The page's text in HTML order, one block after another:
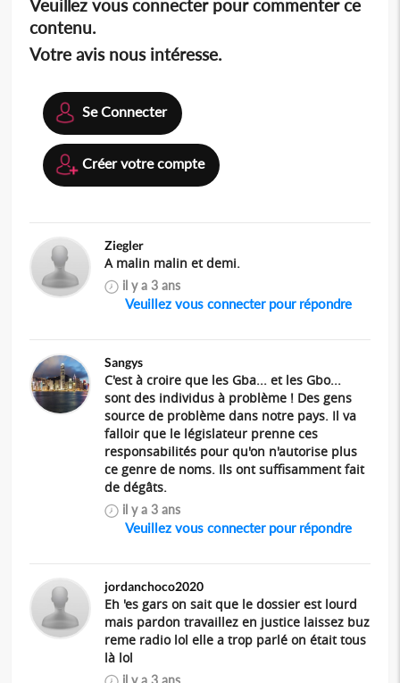
Veuillez vous connecter pour commenter ce
contenu.
Votre avis nous intéresse.
Se Connecter
Créer votre compte
Ziegler
A malin malin et demi.
il y a 3 ans
Veuillez vous connecter pour répondre
Sangys
C'est à croire que les Gba... et les Gbo...
sont des individus à problème ! Des gens
source de problème dans notre pays. Il va
falloir que le législateur prenne ces
responsabilités pour qu'on n'autorise plus
ce genre de noms. Ils ont suffisamment fait
de dégâts.
il y a 3 ans
Veuillez vous connecter pour répondre
jordanchoco2020
Eh 'es gars on sait que le dossier est lourd
mais pardon travaillez en justice laissez buz
reme radio lol elle a trop parlé on était tous
là lol